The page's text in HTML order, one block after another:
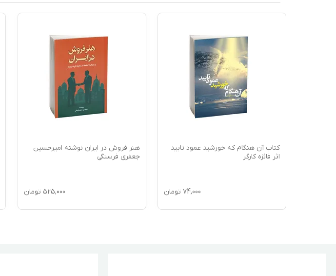
کتاب آن هنگام که خورشید عمود تابید
اثر فائزه کارگر
74,000 تومان
هنر فروش در ایران نوشته امیرحسین
جعفری فرسنگی
525,000 تومان